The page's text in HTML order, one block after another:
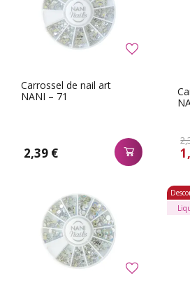
Carrossel de nail art
NANI – 71
2,39 €